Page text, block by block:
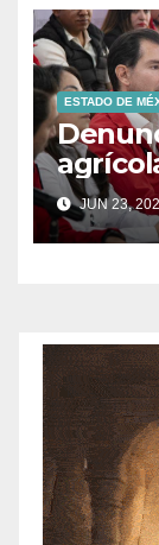
ESTADO DE
JUN 23,